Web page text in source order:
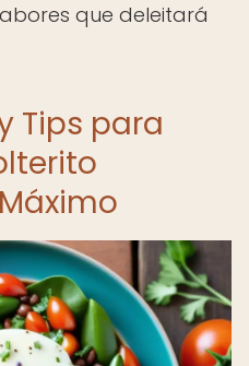
que deleitará
Tips para